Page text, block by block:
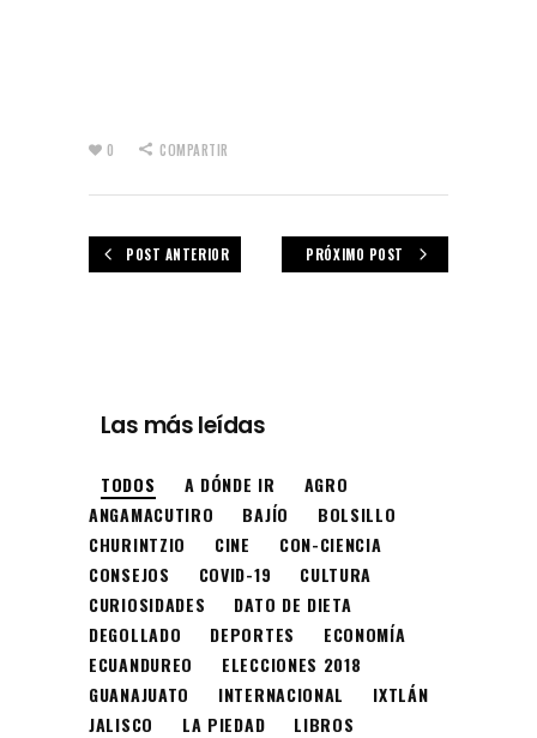
0 COMPARTIR
POST ANTERIOR PRÓXIMO POST
Las más leídas
TODOS A DÓNDE IR
AGRO
ANGAMACUTIRO
BAJÍO
BOLSILLO
CHURINTZIO
CINE
CON-CIENCIA
CONSEJOS
COVID-19
CULTURA
CURIOSIDADES
DATO DE DIETA
DEGOLLADO
DEPORTES
ECONOMÍA
ECUANDUREO
ELECCIONES 2018
GUANAJUATO
INTERNACIONAL
IXTLÁN
JALISCO
LA PIEDAD LIBROS